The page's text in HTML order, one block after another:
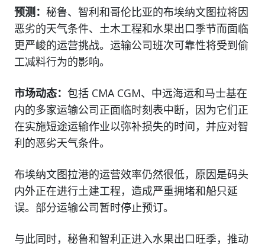
预测： 秘鲁、智利和哥伦比亚的布埃纳文图拉将因
恶劣的天气条件、土木工程和水果出口季节而面临
更严峻的运营挑战。运输公司班次可靠性将受到偷
工减料行为的影响。
市场动态： 包括 CMA CGM、中远海运和马士基在
内的多家运输公司正面临时刻表中断，因为它们正
在实施短途运输作业以弥补损失的时间，并应对智
利的恶劣天气条件。
布埃纳文图拉港的运营效率仍然很低，原因是码头
内外正在进行土建工程，造成严重拥堵和船只延
误。部分运输公司暂时停止预订。
与此同时，秘鲁和智利正进入水果出口旺季，推动